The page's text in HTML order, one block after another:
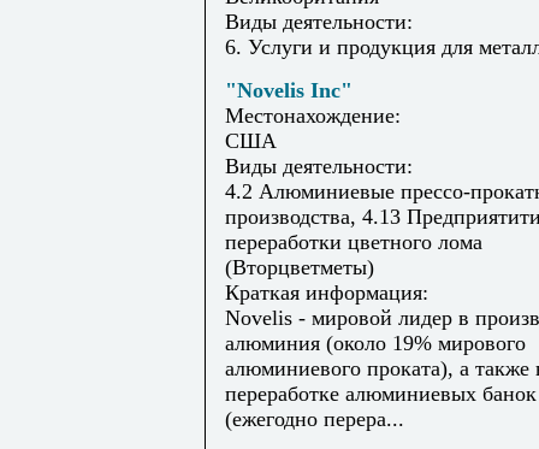
Виды деятельности:
6. Услуги и продукция для
"Novelis Inc"
Местонахождение:
США
Виды деятельности:
4.2 Алюминиевые прессо-
производства, 4.13
переработки цветного лома
(Вторцветметы)
Краткая информация:
Novelis - мировой лидер в
алюминия (около 19% мирового
алюминиевого проката), а также
переработке алюминиевых банок
(ежегодно перера...